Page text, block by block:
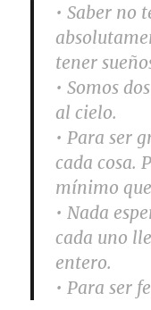
• Saber no
tener
• Somos
al cielo.
• Para ser
cada cosa.
mínimo
• Nada
cada uno
entero.
• Para ser